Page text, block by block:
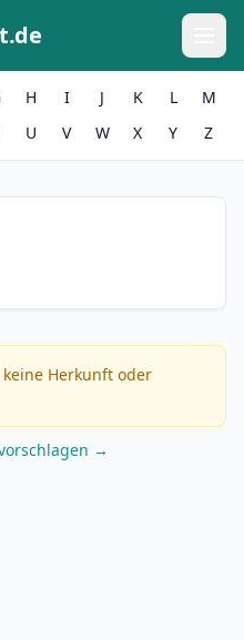
H I J K L
M
U V W X Y Z
Herkunft oder
→